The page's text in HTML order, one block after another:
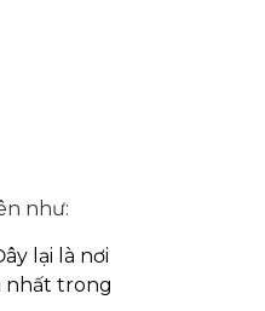
như:
lại là nơi
nhất trong